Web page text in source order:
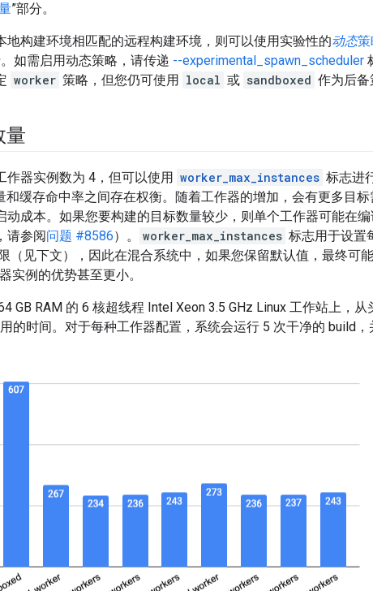
”部分。
地构建环境相匹配的远程构建环境，则可以使用实验性的动态策
如需启用动态策略，请传递 --experimental_spawn_scheduler
worker 策略，但您仍可使用 local 或 sandboxed 作为后备
量
作器实例数为 4，但可以使用 worker_max_instances 标志进
和缓存命中率之间存在权衡。随着工作器的增加，会有更多目
动成本。如果您要构建的目标数量较少，则单个工作器可能在
请参阅问题 #8586）。 worker_max_instances 标志用于设置
（见下文），因此在混合系统中，如果您保留默认值，最终可
实例的优势甚至更小。
GB RAM 的 6 核超线程 Intel Xeon 3.5 GHz Linux 工作站上，
的时间。对于每种工作器配置，系统会运行 5 次干净的 build，